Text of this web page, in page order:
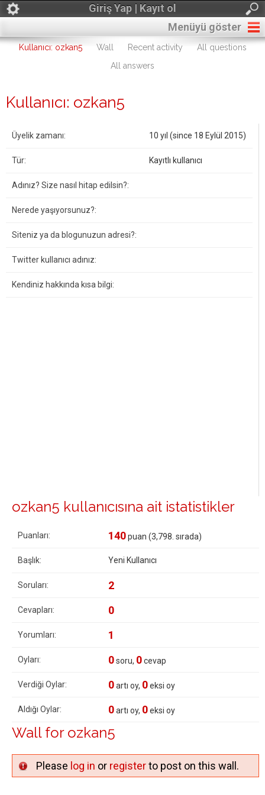
Giriş Yap | Kayıt ol
Menüyü göster
Kullanıcı: ozkan5 Wall Recent activity
All questions
All answers
Kullanıcı: ozkan5
Üyelik zamanı: 10 yıl (since 18 Eylül 2015)
Tür: Kayıtlı kullanıcı
Adınız? Size nasıl hitap edilsin?:
Nerede yaşıyorsunuz?:
Siteniz ya da blogunuzun adresi?:
Twitter kullanıcı adınız:
Kendiniz hakkında kısa bilgi:
ozkan5 kullanıcısına ait istatistikler
Puanları: 140puan (3,798 . sırada)
Başlık: Yeni Kullanıcı
Soruları: 2
Cevapları: 0
Yorumları: 1
Oyları: 0soru, 0cevap
Verdiği Oylar: 0artı oy, 0eksi oy
Aldığı Oylar: 0artı oy, 0eksi oy
Wall for ozkan5
Please log in or registerto post on this wall.